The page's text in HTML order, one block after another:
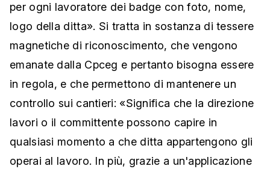
per ogni lavoratore dei badge con foto, nome,
logo della ditta». Si tratta in sostanza di tessere
magnetiche di riconoscimento, che vengono
emanate dalla Cpceg e pertanto bisogna essere
in regola, e che permettono di mantenere un
controllo sui cantieri: «Significa che la direzione
lavori o il committente possono capire in
qualsiasi momento a che ditta appartengono gli
operai al lavoro. In più, grazie a un'applicazione